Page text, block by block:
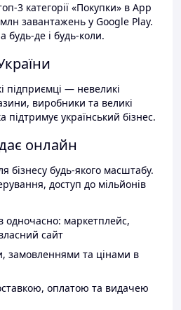
3 категорії «Покупки» в App
завантажень у Google Play.
будь-де і будь-коли.
підприємці — невеликі
виробники та великі
підтримує український бізнес.
онлайн
бізнесу будь-якого масштабу.
доступ до мільйонів
одночасно: маркетплейс,
сайт
замовленнями та цінами в
оплатою та видачею